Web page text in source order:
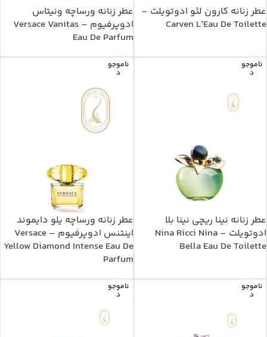
عطر زنانه کارون لئو ادوتویلت –
Carven L’Eau De Toilette
عطر زنانه ورساچه ونیتاس
ادوپرفیوم – Versace Vanitas
Eau De Parfum
ناموجو
د
عطر زنانه نینا ریچی نینا بلا
ادوتویلت – Nina Ricci Nina
Bella Eau De Toilette
ناموجو
د
عطر زنانه ورساچه یلو دایموند
اینتنس ادوپرفیوم – Versace
Yellow Diamond Intense Eau De
Parfum
ناموجو
د
ناموجو
د